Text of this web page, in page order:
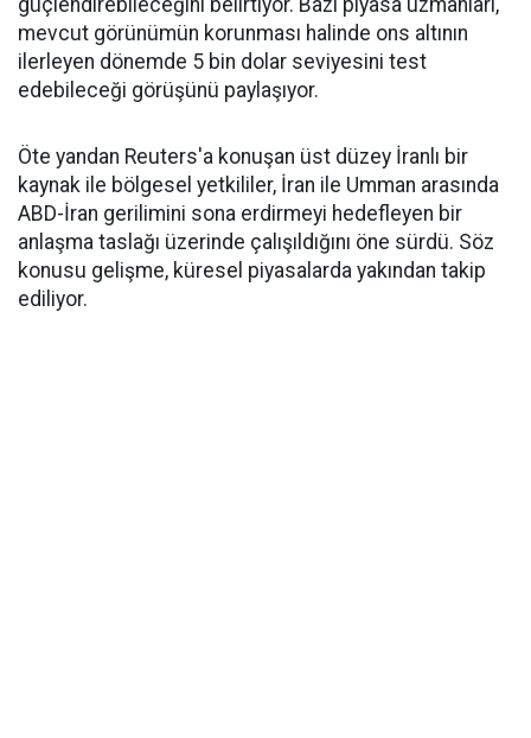
güçlendirebileceğini belirtiyor. Bazı piyasa uzmanları,
mevcut görünümün korunması halinde ons altının
ilerleyen dönemde 5 bin dolar seviyesini test
edebileceği görüşünü paylaşıyor.
Öte yandan Reuters'a konuşan üst düzey İranlı bir
kaynak ile bölgesel yetkililer, İran ile Umman arasında
ABD-İran gerilimini sona erdirmeyi hedefleyen bir
anlaşma taslağı üzerinde çalışıldığını öne sürdü. Söz
konusu gelişme, küresel piyasalarda yakından takip
ediliyor.